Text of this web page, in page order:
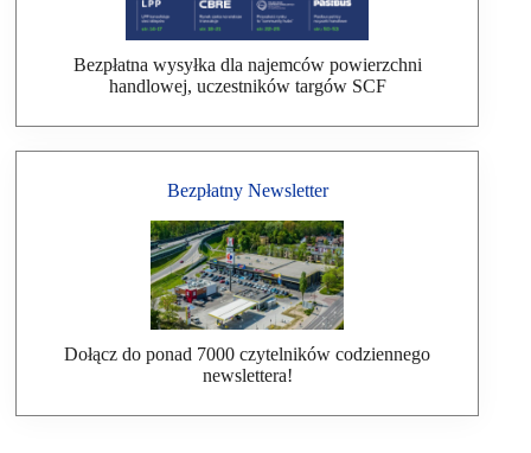
Bezpłatna wysyłka dla najemców powierzchni
handlowej, uczestników targów SCF
Bezpłatny Newsletter
Dołącz do ponad 7000 czytelników codziennego
newslettera!